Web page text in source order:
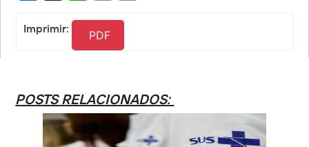
Imprimir: PDF
POSTS RELACIONADOS: